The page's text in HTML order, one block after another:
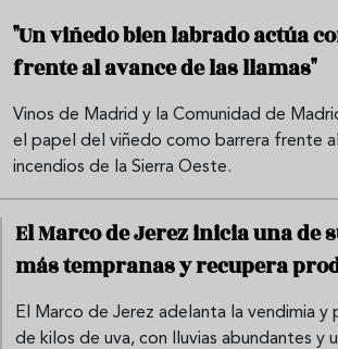
"Un viñedo bien labrado actúa
frente al avance de las llamas"
Vinos de Madrid y la Comunidad de
el papel del viñedo como barrera frente
incendios de la Sierra Oeste.
El Marco de Jerez inicia una de
más tempranas y recupera
El Marco de Jerez adelanta la vendimia y
de kilos de uva, con lluvias abundantes y